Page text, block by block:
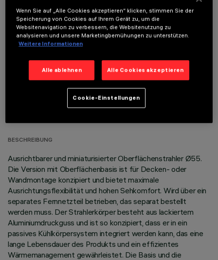
OPTIONALE KOMPONENTEN
TECHNISCHE DATEN
BESCHREIBUNG
Ausrichtbarer und miniaturisierter Oberflächenstrahler Ø55.
Die Version mit Oberflächenbasis ist für Decken- oder
Wandmontage konzipiert und bietet maximale
Ausrichtungsflexibilität und hohen Sehkomfort. Wird über ein
separates Fernnetzteil betrieben, das separat bestellt
werden muss. Der Strahlerkörper besteht aus lackiertem
Aluminiumdruckguss und ist so konzipiert, dass er in ein
passives Kühlkörpersystem integriert werden kann, das eine
lange Lebensdauer des Produkts und ein effizientes
Wärmemanagement gewährleistet. Die Basis und die
Wenn Sie auf „Alle Cookies akzeptieren“ klicken, stimmen Sie der
Speicherung von Cookies auf Ihrem Gerät zu, um die
Websitenavigation zu verbessern, die Websitenutzung zu
analysieren und unsere Marketingbemühungen zu unterstützen.
Weitere Informationen
Alle ablehnen Alle Cookies akzeptieren
Cookie-Einstellungen